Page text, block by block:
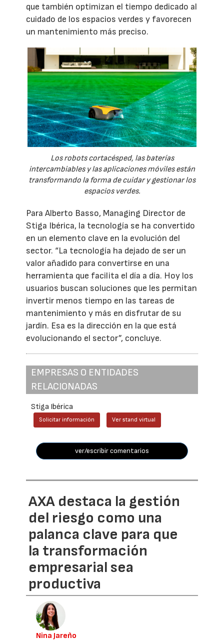
que también optimizan el tiempo dedicado al
cuidado de los espacios verdes y favorecen
un mantenimiento más preciso.
Los robots cortacésped, las baterías
intercambiables y las aplicaciones móviles están
transformando la forma de cuidar y gestionar los
espacios verdes.
Para Alberto Basso, Managing Director de
Stiga Ibérica, la tecnología se ha convertido
en un elemento clave en la evolución del
sector. “La tecnología ha dejado de ser un
valor añadido para convertirse en una
herramienta que facilita el día a día. Hoy los
usuarios buscan soluciones que les permitan
invertir menos tiempo en las tareas de
mantenimiento y más en disfrutar de su
jardín. Esa es la dirección en la que está
evolucionando el sector”, concluye.
EMPRESAS O ENTIDADES
RELACIONADAS
Stiga Ibérica
Solicitar información Ver stand virtual
ver/escribir comentarios
AXA destaca la gestión
del riesgo como una
palanca clave para que
la transformación
empresarial sea
productiva
Nina Jareño